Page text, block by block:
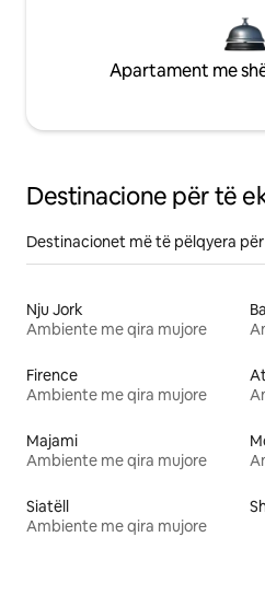
Apartament me
Destinacione për të
Destinacionet më të pëlqyera
Nju Jork
Ambiente me qira mujore
Firence
Ambiente me qira mujore
Majami
Ambiente me qira mujore
Siatëll
Ambiente me qira mujore